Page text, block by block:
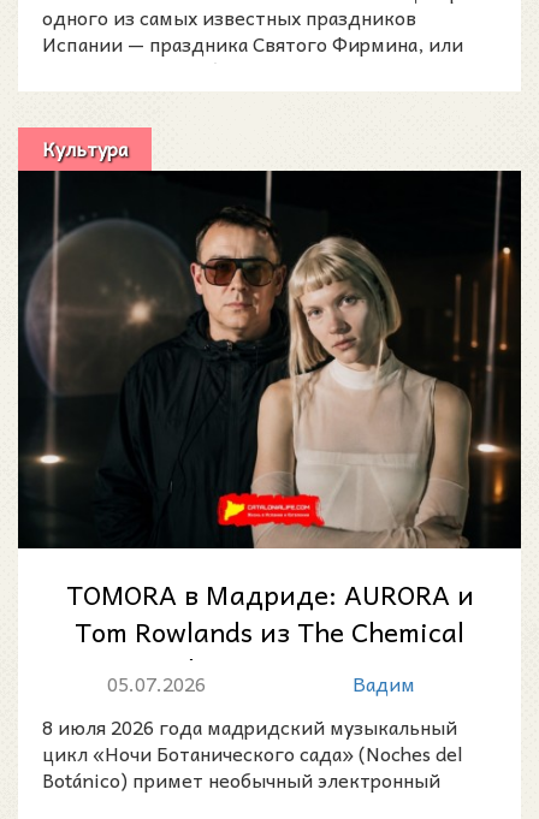
одного из самых известных праздников
Испании — праздника Святого Фирмина, или
Сан-Фермин 2026 (San
Культура
TOMORA в Мадриде: AURORA и
Tom Rowlands из The Chemical
Brothers выступят на
юбилейных Noc...
05.07.2026
Вадим
8 июля 2026 года мадридский музыкальный
цикл «Ночи Ботанического сада» (Noches del
Botánico) примет необычный электронный